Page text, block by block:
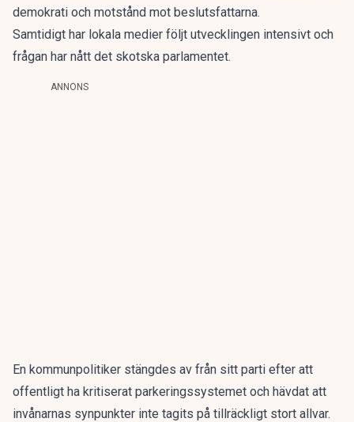
demokrati och motstånd mot beslutsfattarna.
Samtidigt har lokala medier följt utvecklingen intensivt och
frågan har nått det skotska parlamentet.
ANNONS
En kommunpolitiker stängdes av från sitt parti efter att
offentligt ha kritiserat parkeringssystemet och hävdat att
invånarnas synpunkter inte tagits på tillräckligt stort allvar.